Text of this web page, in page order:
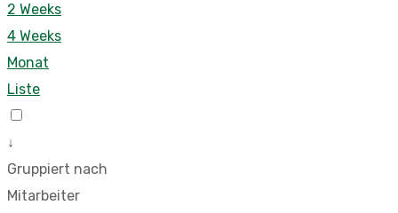
2 Weeks
4 Weeks
Monat
Liste
↓
Gruppiert nach
Mitarbeiter